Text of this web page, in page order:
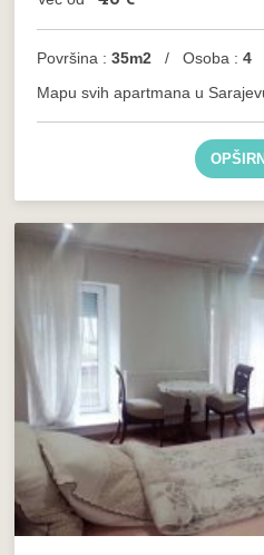
Površina :35m2 / Osoba :4
Mapu svih apartmana u